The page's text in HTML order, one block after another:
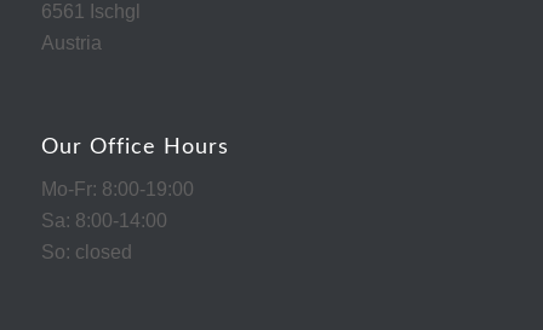
6561 Ischgl
Austria
Our Office Hours
Mo-Fr: 8:00-19:00
Sa: 8:00-14:00
So: closed